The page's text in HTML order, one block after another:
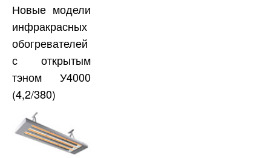
Новые модели
инфракрасных
обогревателей
с открытым
тэном У4000
(4,2/380)